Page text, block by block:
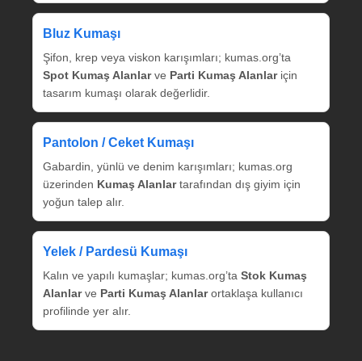
Bluz Kumaşı
Şifon, krep veya viskon karışımları; kumas.org’ta
Spot Kumaş Alanlarve Parti Kumaş Alanlariçin
tasarım kumaşı olarak değerlidir.
Pantolon / Ceket Kumaşı
Gabardin, yünlü ve denim karışımları; kumas.org
üzerinden Kumaş Alanlartarafından dış giyim için
yoğun talep alır.
Yelek / Pardesü Kumaşı
Kalın ve yapılı kumaşlar; kumas.org’ta Stok Kumaş
Alanlarve Parti Kumaş Alanlarortaklaşa kullanıcı
profilinde yer alır.